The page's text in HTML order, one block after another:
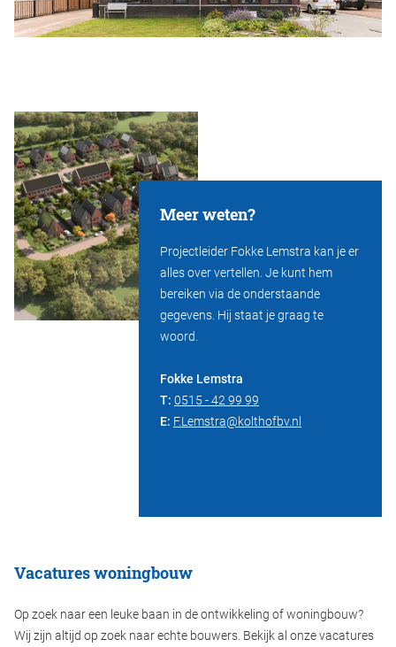
Meer weten?
Projectleider Fokke Lemstra kan je er
alles over vertellen. Je kunt hem
bereiken via de onderstaande
gegevens. Hij staat je graag te
woord.
Fokke Lemstra
T: 0515 - 42 99 99
E: F.Lemstra@kolthofbv.nl
Vacatures woningbouw
Op zoek naar een leuke baan in de ontwikkeling of woningbouw?
Wij zijn altijd op zoek naar echte bouwers. Bekijk al onze vacatures